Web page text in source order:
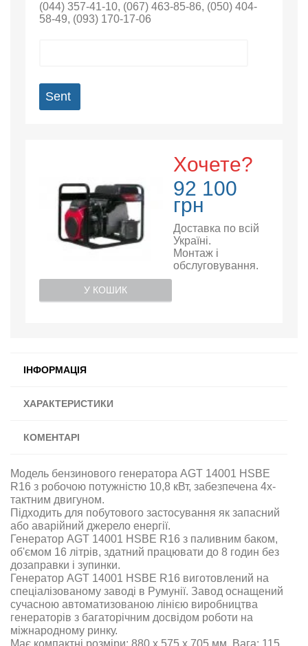
(044) 357-41-10, (067) 463-85-86, (050) 404-
58-49, (093) 170-17-06
Sent
Хочете?
92 100
грн
Доставка по всій
Україні.
Монтаж і
обслуговування.
У КОШИК
ІНФОРМАЦІЯ
ХАРАКТЕРИСТИКИ
КОМЕНТАРІ
Модель бензинового генератора AGT 14001 HSBE
R16 з робочою потужністю 10,8 кВт, забезпечена 4х-
тактним двигуном.
Підходить для побутового застосування як запасний
або аварійний джерело енергії.
Генератор AGT 14001 HSBE R16 з паливним баком,
об'ємом 16 літрів, здатний працювати до 8 годин без
дозаправки і зупинки.
Генератор AGT 14001 HSBE R16 виготовлений на
спеціалізованому заводі в Румунії. Завод оснащений
сучасною автоматизованою лінією виробництва
генераторів з багаторічним досвідом роботи на
міжнародному ринку.
Має компактні розміри: 880 х 575 х 705 мм. Вага: 115